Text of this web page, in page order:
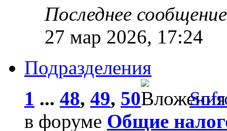
Последнее
27 мар 2026, 17:24
Подразделения
1 ... 48, 49, 50
в форуме Общие